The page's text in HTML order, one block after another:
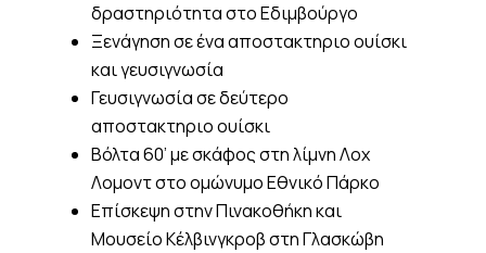
δραστηριότητα στο Εδιμβούργο
Ξενάγηση σε ένα αποστακτηριο ουίσκι
και γευσιγνωσία
Γευσιγνωσία σε δεύτερο
αποστακτηριο ουίσκι
Βόλτα 60’ με σκάφος στη λίμνη Λοχ
Λομοντ στο ομώνυμο Εθνικό Πάρκο
Επίσκεψη στην Πινακοθήκη και
Μουσείο Κέλβινγκροβ στη Γλασκώβη